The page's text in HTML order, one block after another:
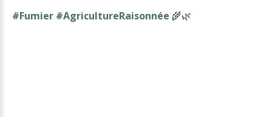
#Fumier #AgricultureRaisonnée 🌾🌿